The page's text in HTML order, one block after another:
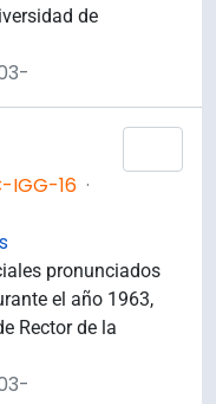
de
IGG-16 ·
pronunciados
el año 1963,
Rector de la